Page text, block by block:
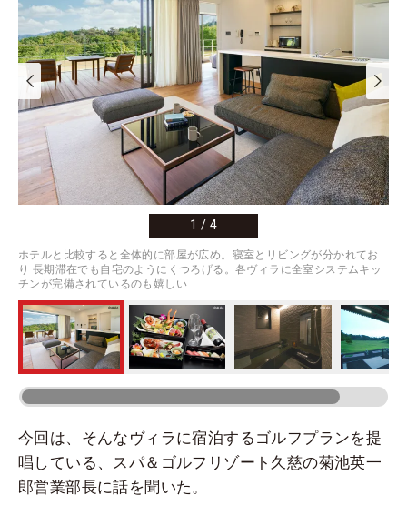
1 / 4
ホテルと比較すると全体的に部屋が広め。寝室とリビングが分かれてお
り 長期滞在でも自宅のようにくつろげる。各ヴィラに全室システムキッ
チンが完備されているのも嬉しい
今回は、そんなヴィラに宿泊するゴルフプランを提
唱している、スパ＆ゴルフリゾート久慈の菊池英一
郎営業部長に話を聞いた。